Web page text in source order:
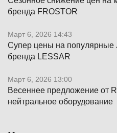
бренда FROSTOR
Март 6, 2026 14:43
Супер цены на популярные
бренда LESSAR
Март 6, 2026 13:00
Весеннее предложение от
нейтральное оборудование